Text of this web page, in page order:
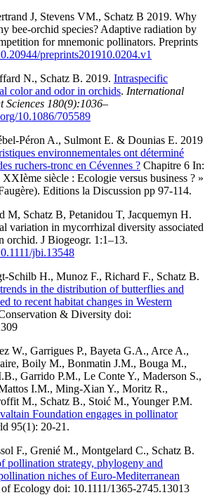
J, Stevens VM., Schatz B 2019. Why
bee-orchid species? Adaptive radiation by
for mnemonic pollinators. Preprints
preprints201910.0204.v1
N., Schatz B. 2019. Intraspecific
color and odor in orchids. International
Sciences 180(9):1036–
10.1086/705589
Péron A., Sulmont E. & Dounias E. 2019
environnementales ont déterminé
ruchers-tronc en Cévennes ? Chapitre 6 In:
siècle : Ecologie versus business ? »
Editions la Discussion pp 97-114.
M, Schatz B, Petanidou T, Jacquemyn H.
variation in mycorrhizal diversity associated
orchid. J Biogeogr. 1:1–13.
jbi.13548
Schilb H., Munoz F., Richard F., Schatz B.
in the distribution of butterflies and
to recent habitat changes in Western
& Diversity doi:
W., Garrigues P., Bayeta G.A., Arce A.,
Boily M., Bonmatin J.M., Bouga M.,
Garrido P.M., Le Conte Y., Maderson S.,
I.M., Ming-Xian Y., Moritz R.,
M., Schatz B., Stoić M., Younger P.M.
Foundation engages in pollinator
95(1): 20-21.
F., Grenié M., Montgelard C., Schatz B.
pollination strategy, phylogeny and
niches of Euro-Mediterranean
Ecology doi: 10.1111/1365-2745.13013